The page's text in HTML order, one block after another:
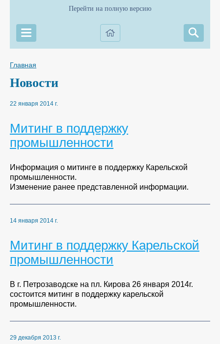
Перейти на полную версию
Главная
Новости
22 января 2014 г.
Митинг в поддержку
промышленности
Информация о митинге в поддержку Карельской
промышленности.
Изменение ранее представленной информации.
14 января 2014 г.
Митинг в поддержку Карельской
промышленности
В г. Петрозаводске на пл. Кирова 26 января 2014г.
состоится митинг в поддержку карельской
промышленности.
29 декабря 2013 г.